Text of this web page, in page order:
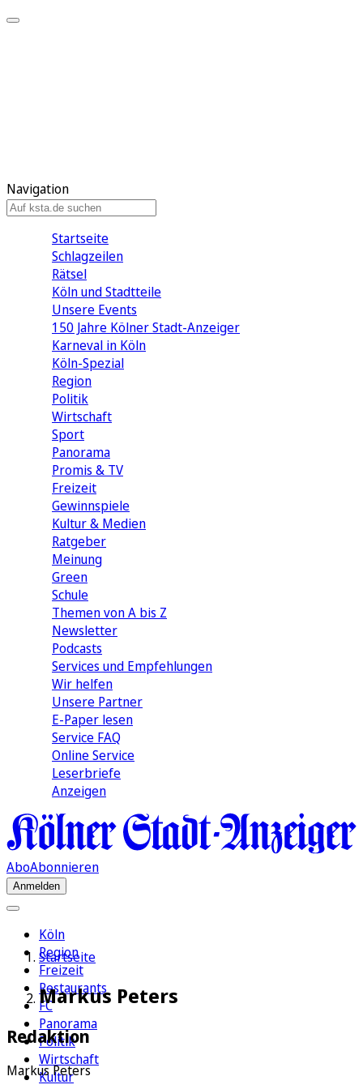
Navigation
Startseite
Schlagzeilen
Rätsel
Köln und Stadtteile
Unsere Events
150 Jahre Kölner Stadt-Anzeiger
Karneval in Köln
Köln-Spezial
Region
Politik
Wirtschaft
Sport
Panorama
Promis & TV
Freizeit
Gewinnspiele
Kultur & Medien
Ratgeber
Meinung
Green
Schule
Themen von A bis Z
Newsletter
Podcasts
Services und Empfehlungen
Wir helfen
Unsere Partner
E-Paper lesen
Service FAQ
Online Service
Leserbriefe
Anzeigen
AboAbonnieren
Anmelden
Köln
Region
Freizeit
Restaurants
FC
Panorama
Politik
Wirtschaft
Kultur
Startseite
Markus Peters
Redaktion
Markus Peters